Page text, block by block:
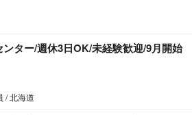
ター/週休3日OK/未経験歓迎/9月開始
/ 北海道